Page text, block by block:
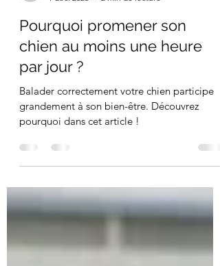
Cabot Caboche - éducation canine
1 déc. 2023
Pourquoi promener son
chien au moins une heure
par jour ?
Balader correctement votre chien participe
pourquoi dans cet article !